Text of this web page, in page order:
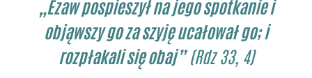
„Ezaw pospieszył na jego spotkanie i
objąwszy go za szyję ucałował go; i
rozpłakali się obaj”(Rdz 33, 4)